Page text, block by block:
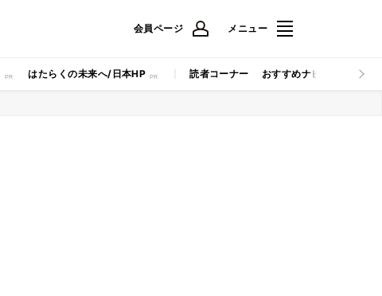
会員ページ メニュー
はたらくの未来へ/日本HP 読者コーナー おすすめナビ マイナビ